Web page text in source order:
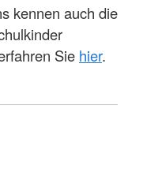
kennen auch die
Sie hier.